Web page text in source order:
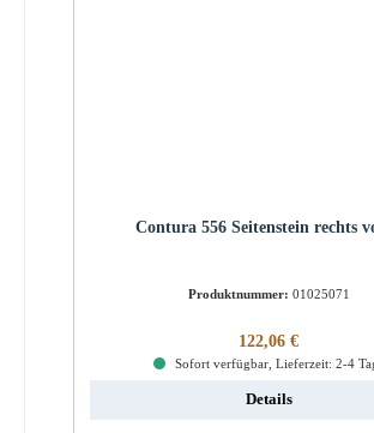
Contura 556 Seitenstein rechts
Produktnummer: 01025071
Regulärer Preis:
122,06 €
Sofort verfügbar, Lieferzeit: 2-4
Details